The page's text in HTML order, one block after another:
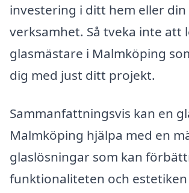
investering i ditt hem eller din
verksamhet. Så tveka inte att
glasmästare i Malmköping
dig med just ditt projekt.
Sammanfattningsvis kan en
Malmköping hjälpa med en
glaslösningar som kan
funktionaliteten och